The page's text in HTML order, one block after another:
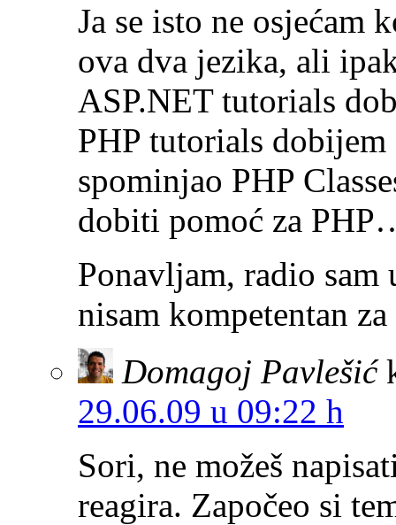
Ja se isto ne osjećam
ova dva jezika, ali
ASP.NET tutorials
PHP tutorials
spominjao PHP
dobiti pomoć za
Ponavljam, radio sam
nisam kompetentan
Domagoj Pavlešić
29.06.09 u 09:22 h
Sori, ne možeš
reagira. Započeo si